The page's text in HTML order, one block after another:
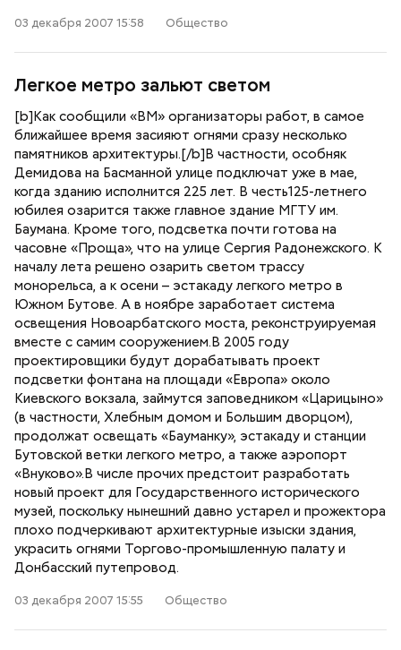
03 декабря 2007 15:58 Общество
Легкое метро зальют светом
[b]Как сообщили «ВМ» организаторы работ, в самое
ближайшее время засияют огнями сразу несколько
памятников архитектуры.[/b]В частности, особняк
Демидова на Басманной улице подключат уже в мае,
когда зданию исполнится 225 лет. В честь125-летнего
юбилея озарится также главное здание МГТУ им.
Баумана. Кроме того, подсветка почти готова на
часовне «Проща», что на улице Сергия Радонежского. К
началу лета решено озарить светом трассу
монорельса, а к осени – эстакаду легкого метро в
Южном Бутове. А в ноябре заработает система
освещения Новоарбатского моста, реконструируемая
вместе с самим сооружением.В 2005 году
проектировщики будут дорабатывать проект
подсветки фонтана на площади «Европа» около
Киевского вокзала, займутся заповедником «Царицыно»
(в частности, Хлебным домом и Большим дворцом),
продолжат освещать «Бауманку», эстакаду и станции
Бутовской ветки легкого метро, а также аэропорт
«Внуково».В числе прочих предстоит разработать
новый проект для Государственного исторического
музей, поскольку нынешний давно устарел и прожектора
плохо подчеркивают архитектурные изыски здания,
украсить огнями Торгово-промышленную палату и
Донбасский путепровод.
03 декабря 2007 15:55 Общество